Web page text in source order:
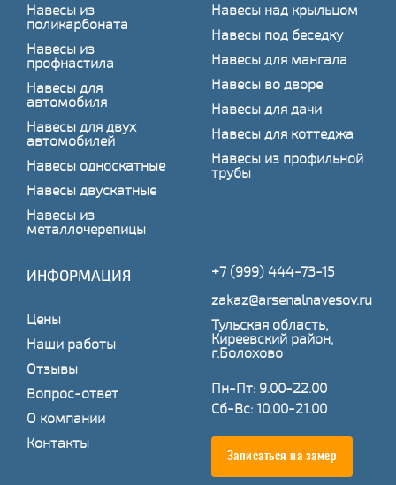
Навесы из
поликарбоната
Навесы из
профнастила
Навесы для
автомобиля
Навесы для двух
автомобилей
Навесы односкатные
Навесы двускатные
Навесы из
металлочерепицы
Навесы над крыльцом
Навесы под беседку
Навесы для мангала
Навесы во дворе
Навесы для дачи
Навесы для коттеджа
Навесы из профильной
трубы
ИНФОРМАЦИЯ
Цены
Наши работы
Отзывы
Вопрос-ответ
О компании
Контакты
+7 (999) 444-73-15
zakaz@arsenalnavesov.ru
Тульская область,
Киреевский район,
г.Болохово
Пн-Пт: 9.00-22.00
Сб-Вс: 10.00-21.00
Записаться на замер